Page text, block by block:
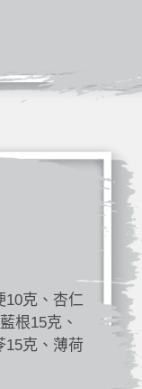
10克、杏仁
根15克、
15克、薄荷